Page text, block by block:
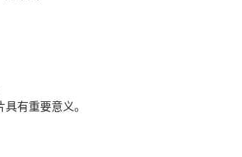
有重要意义。